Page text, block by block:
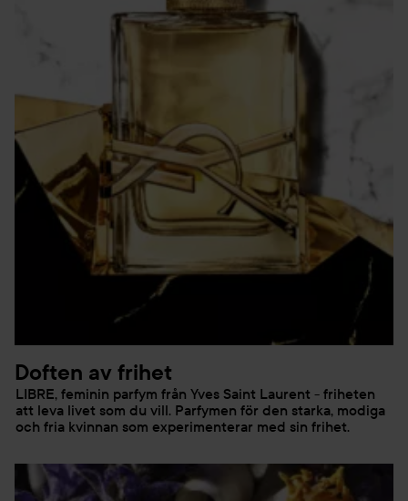
”refillable” på ytterförpackningen. Refill-flaskan säljs
*Beräkning gjord på jämförelse av 1 påfyllningsbar 50 ml-
flaska + 1 refill 100 ml jämfört med 3 klassiska icke-
påfyllningsbara 50 ml-flaskor.
Användning:
Applicera på pulspunkter: handleder, armveck och hals.
Doften av frihet
LIBRE, feminin parfym från Yves Saint Laurent - friheten
att leva livet som du vill. Parfymen för den starka, modiga
och fria kvinnan som experimenterar med sin frihet.